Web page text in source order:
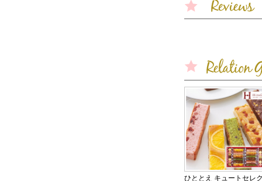
ひととえ キュートセレ